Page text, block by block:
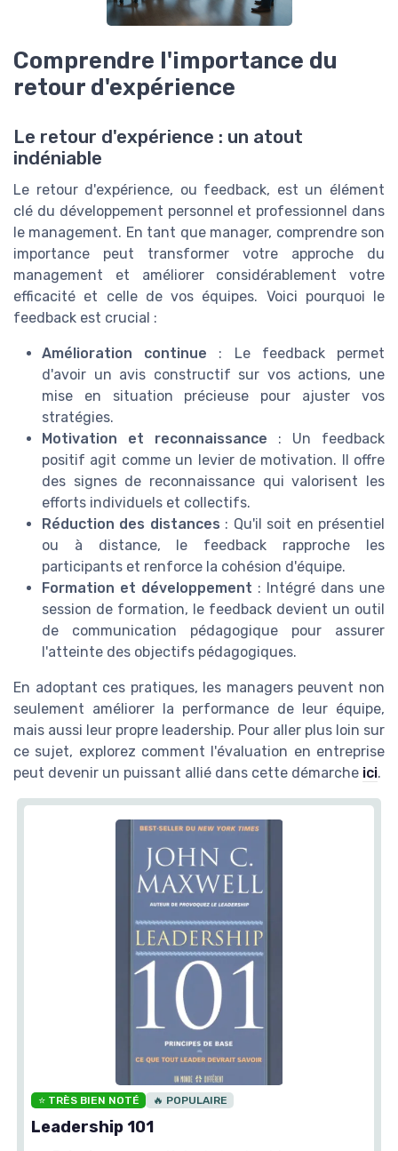
Comprendre l'importance du
retour d'expérience
Le retour d'expérience : un atout
indéniable
Le retour d'expérience, ou feedback, est un élément
clé du développement personnel et professionnel dans
le management. En tant que manager, comprendre son
importance peut transformer votre approche du
management et améliorer considérablement votre
efficacité et celle de vos équipes. Voici pourquoi le
feedback est crucial :
Amélioration continue : Le feedback permet
d'avoir un avis constructif sur vos actions, une
mise en situation précieuse pour ajuster vos
stratégies.
Motivation et reconnaissance : Un feedback
positif agit comme un levier de motivation. Il offre
des signes de reconnaissance qui valorisent les
efforts individuels et collectifs.
Réduction des distances : Qu'il soit en présentiel
ou à distance, le feedback rapproche les
participants et renforce la cohésion d'équipe.
Formation et développement : Intégré dans une
session de formation, le feedback devient un outil
de communication pédagogique pour assurer
l'atteinte des objectifs pédagogiques.
En adoptant ces pratiques, les managers peuvent non
seulement améliorer la performance de leur équipe,
mais aussi leur propre leadership. Pour aller plus loin sur
ce sujet, explorez comment l'évaluation en entreprise
peut devenir un puissant allié dans cette démarche ici.
⭐ TRÈS BIEN NOTÉ 🔥 POPULAIRE
Leadership 101